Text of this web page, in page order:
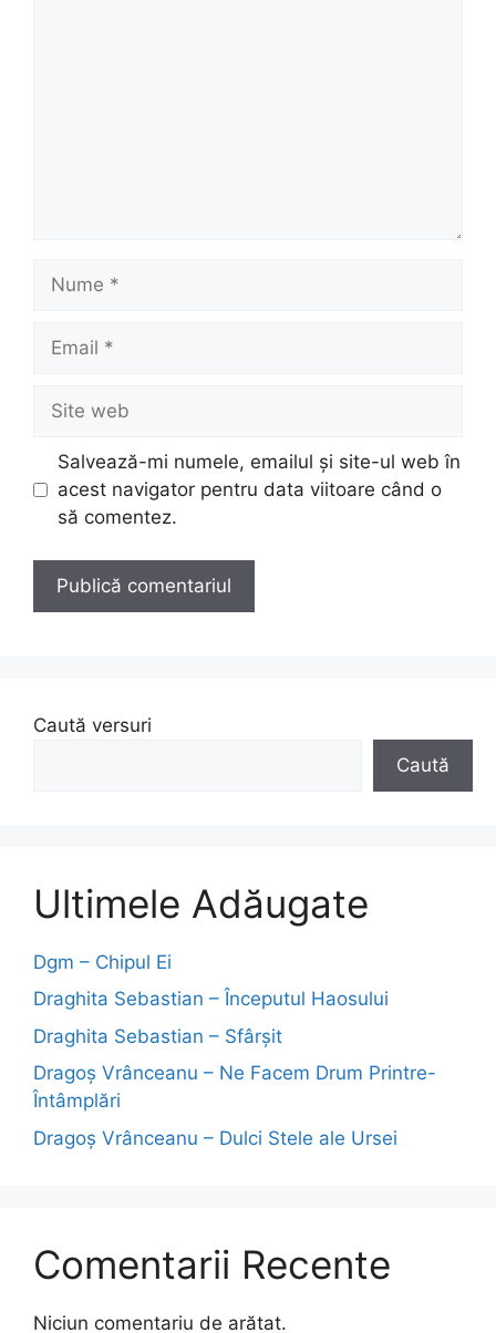
Nume
Email
Site
web
Salvează-mi numele, emailul și site-ul web în
acest navigator pentru data viitoare când o
să comentez.
Caută versuri
Caută
Ultimele Adăugate
Dgm – Chipul Ei
Draghita Sebastian – Începutul Haosului
Draghita Sebastian – Sfârșit
Dragoş Vrânceanu – Ne Facem Drum Printre-
Întâmplări
Dragoş Vrânceanu – Dulci Stele ale Ursei
Comentarii Recente
Niciun comentariu de arătat.